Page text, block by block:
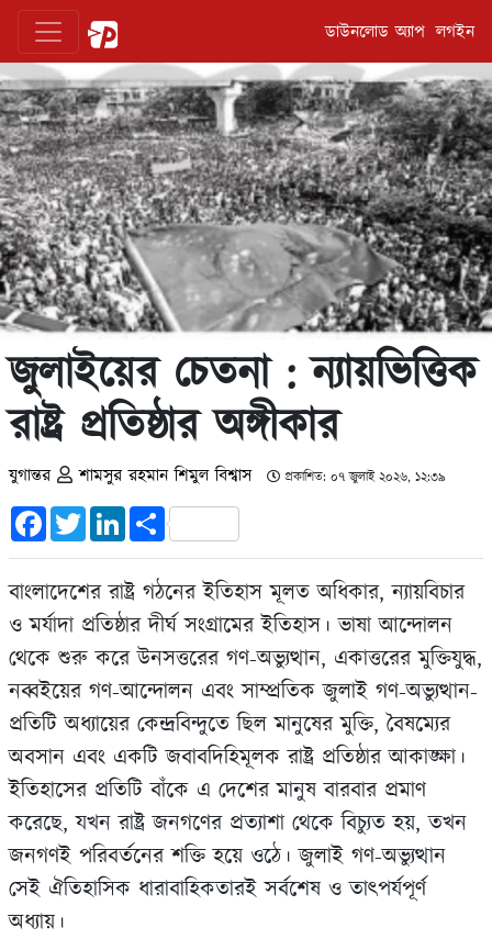
ডাউনলোড অ্যাপ লগইন
জুলাইয়ের চেতনা : ন্যায়ভিত্তিক
রাষ্ট্র প্রতিষ্ঠার অঙ্গীকার
যুগান্তর শামসুর রহমান শিমুল বিশ্বাস প্রকাশিত: ০৭ জুলাই ২০২৬, ১২:৩৯
FacebookTwitterLinkedInShare
বাংলাদেশের রাষ্ট্র গঠনের ইতিহাস মূলত অধিকার, ন্যায়বিচার
ও মর্যাদা প্রতিষ্ঠার দীর্ঘ সংগ্রামের ইতিহাস। ভাষা আন্দোলন
থেকে শুরু করে উনসত্তরের গণ-অভ্যুত্থান, একাত্তরের মুক্তিযুদ্ধ,
নব্বইয়ের গণ-আন্দোলন এবং সাম্প্রতিক জুলাই গণ-অভ্যুত্থান-
প্রতিটি অধ্যায়ের কেন্দ্রবিন্দুতে ছিল মানুষের মুক্তি, বৈষম্যের
অবসান এবং একটি জবাবদিহিমূলক রাষ্ট্র প্রতিষ্ঠার আকাঙ্ক্ষা।
ইতিহাসের প্রতিটি বাঁকে এ দেশের মানুষ বারবার প্রমাণ
করেছে, যখন রাষ্ট্র জনগণের প্রত্যাশা থেকে বিচ্যুত হয়, তখন
জনগণই পরিবর্তনের শক্তি হয়ে ওঠে। জুলাই গণ-অভ্যুত্থান
সেই ঐতিহাসিক ধারাবাহিকতারই সর্বশেষ ও তাৎপর্যপূর্ণ
অধ্যায়।